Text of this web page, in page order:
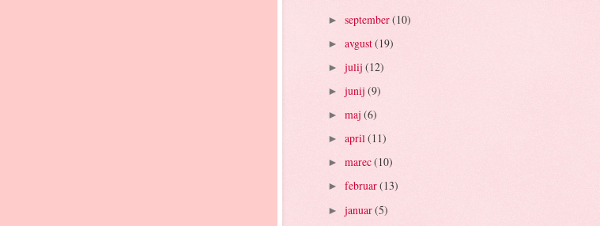
► september(10)
► avgust(19)
► julij (12)
► junij (9)
► maj (6)
► april(11)
► marec(10)
► februar(13)
► januar(5)